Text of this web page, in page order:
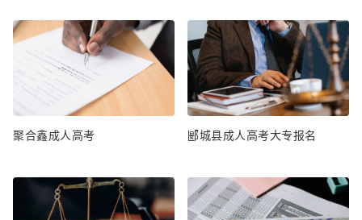
聚合鑫成人高考 郾城县成人高考大专报名